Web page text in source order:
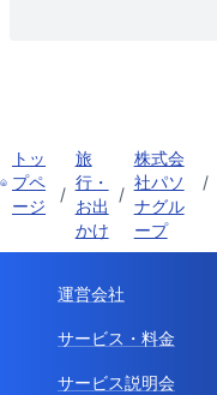
トッ
プペ
ージ
/
旅
行・
お出
かけ
/
株式会
社パソ
ナグル
ープ
/
運営会社
サービス・料金
サービス説明会